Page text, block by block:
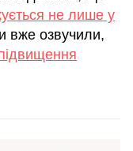
не лише у
вже озвучили,